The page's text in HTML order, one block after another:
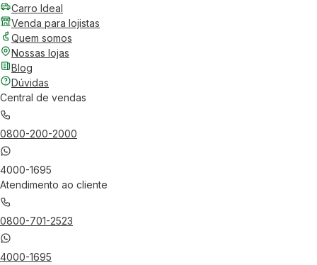
Carro Ideal
Venda para lojistas
Quem somos
Nossas lojas
Blog
Dúvidas
Central de vendas
0800-200-2000
4000-1695
Atendimento ao cliente
0800-701-2523
4000-1695